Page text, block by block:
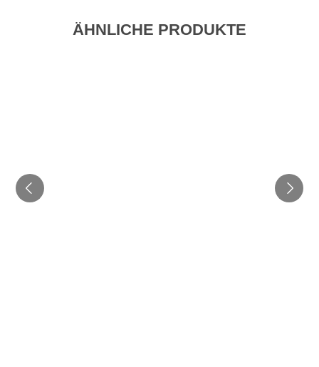
ÄHNLICHE PRODUKTE